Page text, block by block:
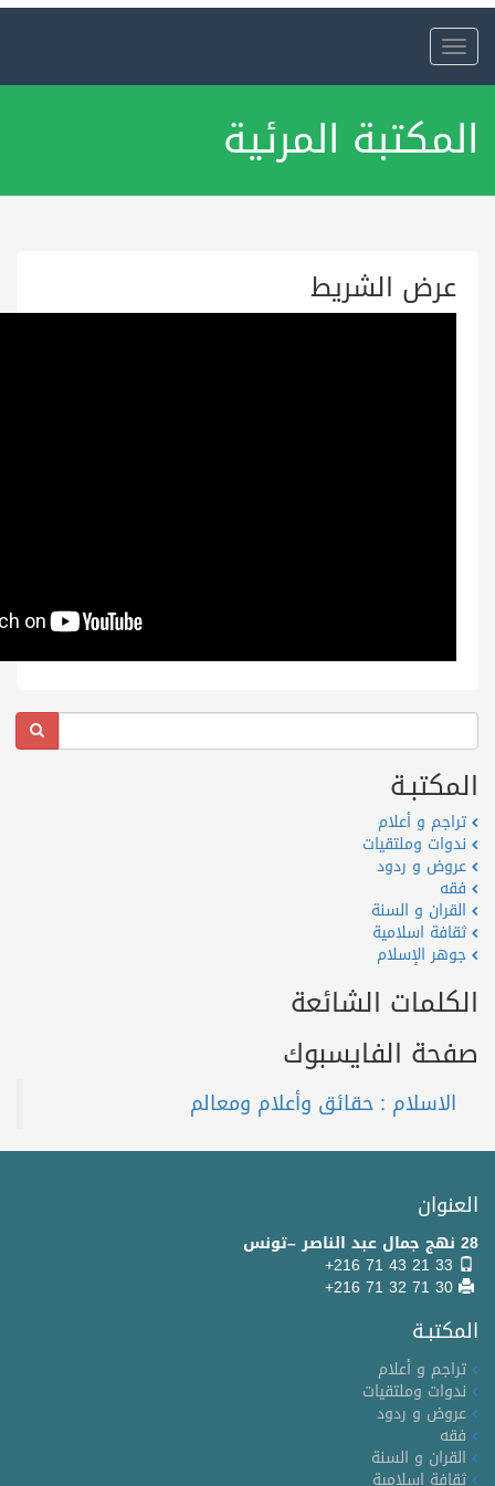
Toggle
navigation
المكتبة المرئية
عرض الشريط
المكتبـة
تراجم و أعلام
ندوات وملتقيات
عروض و ردود
فقه
القران و السنة
ثقافة اسلامية
جوهر الإسلام
الكلمات الشائعة
صفحة الفايسبوك
العنوان
28 نهج جمال عبد الناصر –تونس
+216 71 43 21 33
+216 71 32 71 30
المكتبـة
تراجم و أعلام
ندوات وملتقيات
عروض و ردود
فقه
القران و السنة
ثقافة اسلامية